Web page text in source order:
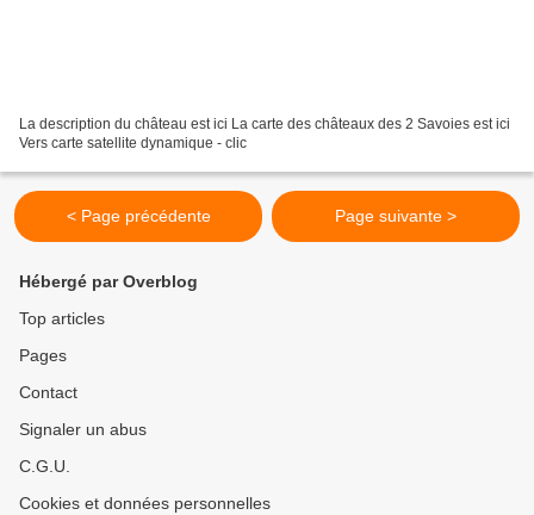
La description du château est ici La carte des châteaux des 2 Savoies est ici
Vers carte satellite dynamique - clic
< Page précédente Page suivante >
Hébergé par Overblog
Top articles
Pages
Contact
Signaler un abus
C.G.U.
Cookies et données personnelles